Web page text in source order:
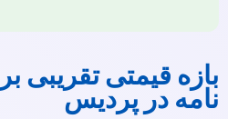
بازه قیمتی تقریبی
نامه در پردیس